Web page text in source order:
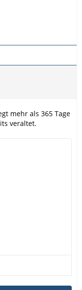
mehr als 365 Tage
veraltet.